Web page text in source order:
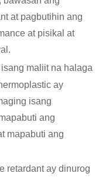
at pagbutihin ang
at pisikal at
maliit na halaga
ay
isang
ang
mapabuti ang
retardant ay dinurog